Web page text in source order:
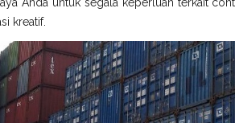
Anda untuk segala keperluan terkait
kreatif.